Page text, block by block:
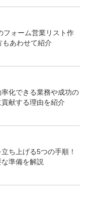
フォーム営業リスト作
もあわせて紹介
化できる業務や成功の
献する理由を紹介
ち上げる5つの手順！
準備を解説